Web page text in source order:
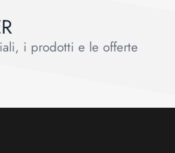
i prodotti e le offerte